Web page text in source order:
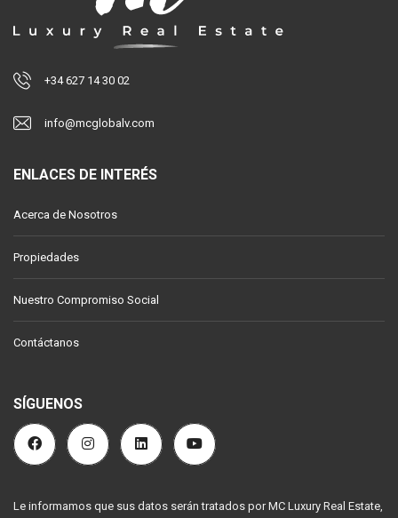
+34 627 14 30 02
info@mcglobalv.com
ENLACES DE INTERÉS
Acerca de Nosotros
Propiedades
Nuestro Compromiso Social
Contáctanos
SÍGUENOS
Le informamos que sus datos serán tratados por MC Luxury Real Estate,